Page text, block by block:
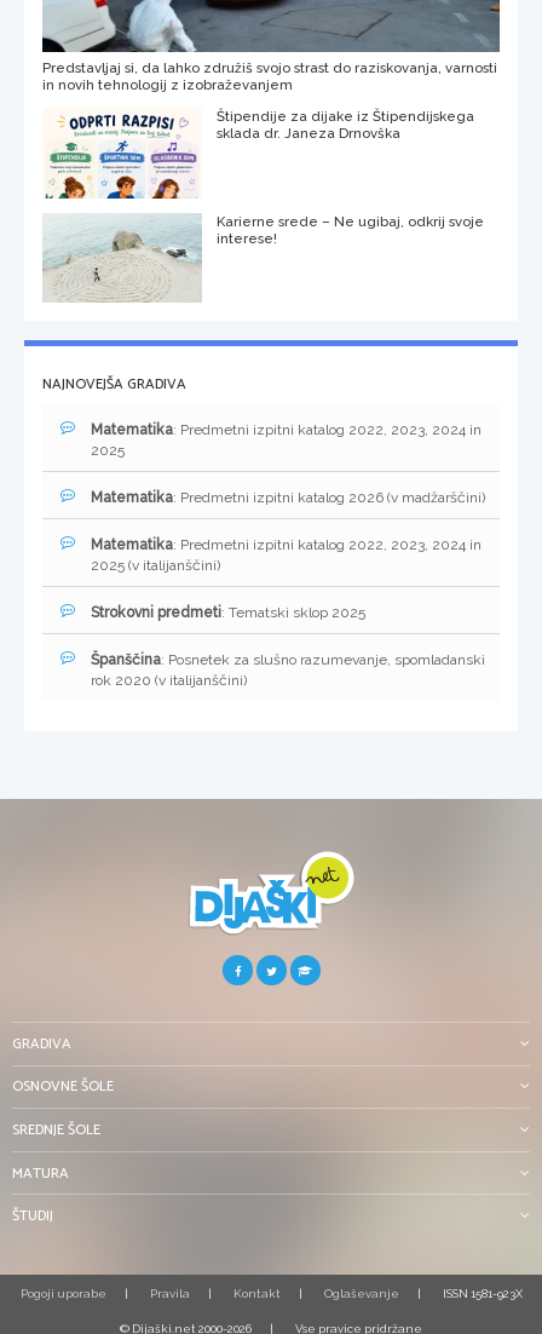
Predstavljaj si, da lahko združiš svojo strast do raziskovanja, varnosti
in novih tehnologij z izobraževanjem
Štipendije za dijake iz Štipendijskega
sklada dr. Janeza Drnovška
Karierne srede – Ne ugibaj, odkrij svoje
interese!
NAJNOVEJŠA GRADIVA
Matematika: Predmetni izpitni katalog 2022, 2023, 2024 in
2025
Matematika: Predmetni izpitni katalog 2026 (v madžarščini)
Matematika: Predmetni izpitni katalog 2022, 2023, 2024 in
2025 (v italijanščini)
Strokovni predmeti: Tematski sklop 2025
Španščina: Posnetek za slušno razumevanje, spomladanski
rok 2020 (v italijanščini)
GRADIVA
OSNOVNE ŠOLE
SREDNJE ŠOLE
MATURA
ŠTUDIJ
Pogoji uporabe Pravila Kontakt Oglaševanje ISSN 1581-923X
© Dijaški.net 2000-2026 Vse pravice pridržane